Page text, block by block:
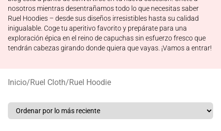
nosotros mientras desentrañamos todo lo que necesitas saber
Ruel Hoodies – desde sus diseños irresistibles hasta su calidad
inigualable. Coge tu aperitivo favorito y prepárate para una
exploración épica en el reino de capuchas sin esfuerzo fresco que
tendrán cabezas girando donde quiera que vayas. ¡Vamos a entrar!
Inicio/Ruel Cloth/Ruel Hoodie